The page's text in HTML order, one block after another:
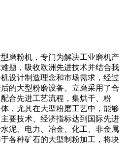
磨粉机，专门为解决工业磨机产
题，吸收欧洲先进技术并结合我
设计制造理念和市场需求，经过
的大型粉磨设备。立磨采用了合
合先进工艺流程，集烘干、粉
，尤其在大型粉磨工艺中，能够
要技术、经济指标达到国际先进
泥、电力、冶金、化工、非金属
各种矿石的大型制粉加工，将块